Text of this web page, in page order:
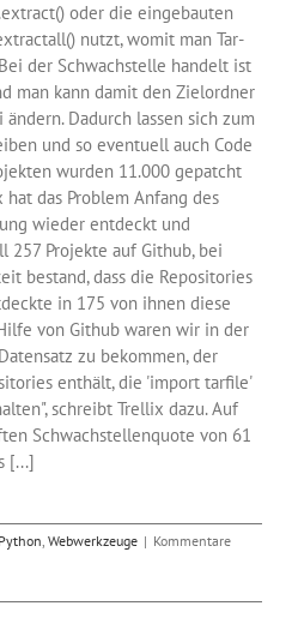
oder die eingebauten
nutzt, womit man Tar-
der Schwachstelle handelt ist
man kann damit den Zielordner
Dadurch lassen sich zum
und so eventuell auch Code
wurden 11.000 gepatcht
das Problem Anfang des
wieder entdeckt und
257 Projekte auf Github, bei
bestand, dass die Repositories
in 175 von ihnen diese
von Github waren wir in der
zu bekommen, der
enthält, die 'import tarfile'
schreibt Trellix dazu. Auf
Schwachstellenquote von 61
[...]
Python, Webwerkzeuge | Kommentare